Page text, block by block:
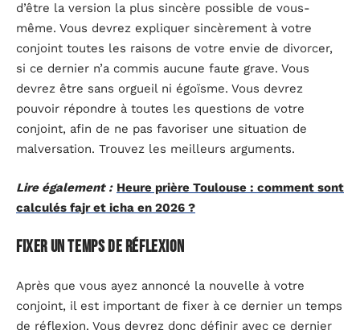
d’être la version la plus sincère possible de vous-
même. Vous devrez expliquer sincèrement à votre
conjoint toutes les raisons de votre envie de divorcer,
si ce dernier n’a commis aucune faute grave. Vous
devrez être sans orgueil ni égoïsme. Vous devrez
pouvoir répondre à toutes les questions de votre
conjoint, afin de ne pas favoriser une situation de
malversation. Trouvez les meilleurs arguments.
Lire également : Heure prière Toulouse : comment sont
calculés fajr et icha en 2026 ?
Fixer un temps de réflexion
Après que vous ayez annoncé la nouvelle à votre
conjoint, il est important de fixer à ce dernier un temps
de réflexion. Vous devrez donc définir avec ce dernier